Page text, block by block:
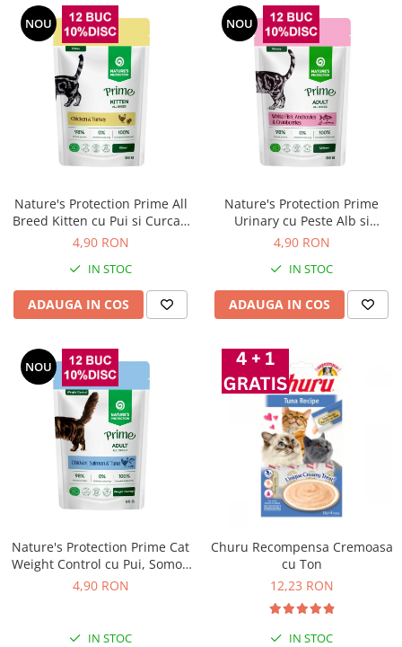
NOU
Nature's Protection Prime All
Breed Kitten cu Pui si Curcan
85 Gr
4,90 RON
IN STOC
ADAUGA IN COS
NOU
Nature's Protection Prime
Urinary cu Peste Alb si
Merisoare pentru Pisici 85 Gr
4,90 RON
IN STOC
ADAUGA IN COS
NOU
Nature's Protection Prime Cat
Weight Control cu Pui, Somon
si Ton 85 Gr
4,90 RON
IN STOC
Churu Recompensa Cremoasa
cu Ton
12,23 RON
IN STOC